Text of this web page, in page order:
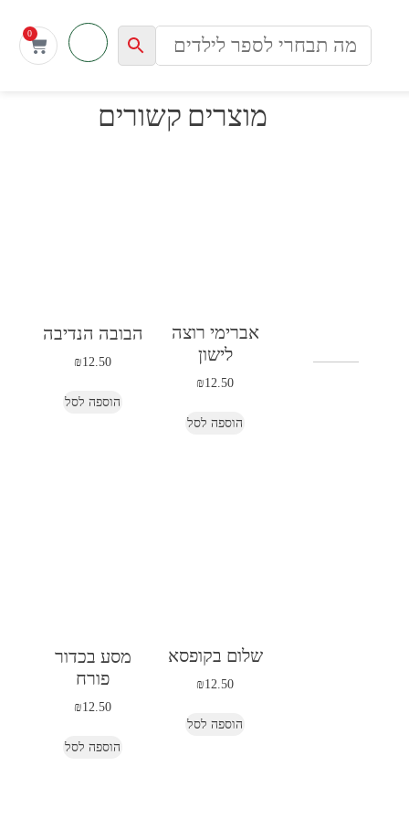
0
מוצרים קשורים
אברימי רוצה
לישון
₪12.50
הוספה לסל
הבובה הנדיבה
₪12.50
הוספה לסל
שלום בקופסא
₪12.50
הוספה לסל
מסע בכדור
פורח
₪12.50
הוספה לסל